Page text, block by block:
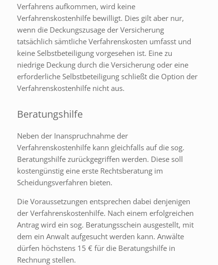
Verfahrens aufkommen, wird keine
Verfahrenskostenhilfe bewilligt. Dies gilt aber nur,
wenn die Deckungszusage der Versicherung
tatsächlich sämtliche Verfahrenskosten umfasst und
keine Selbstbeteiligung vorgesehen ist. Eine zu
niedrige Deckung durch die Versicherung oder eine
erforderliche Selbstbeteiligung schließt die Option der
Verfahrenskostenhilfe nicht aus.
Beratungshilfe
Neben der Inanspruchnahme der
Verfahrenskostenhilfe kann gleichfalls auf die sog.
Beratungshilfe zurückgegriffen werden. Diese soll
kostengünstig eine erste Rechtsberatung im
Scheidungsverfahren bieten.
Die Voraussetzungen entsprechen dabei denjenigen
der Verfahrenskostenhilfe. Nach einem erfolgreichen
Antrag wird ein sog. Beratungsschein ausgestellt, mit
dem ein Anwalt aufgesucht werden kann. Anwälte
dürfen höchstens 15 € für die Beratungshilfe in
Rechnung stellen.